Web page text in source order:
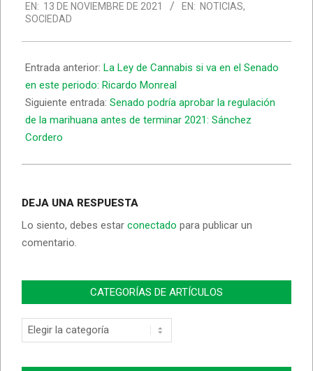
11-
13
EN: 13 DE NOVIEMBRE DE 2021 EN: NOTICIAS,
SOCIEDAD
Entrada anterior: La Ley de Cannabis si va en el Senado
en este periodo: Ricardo Monreal
Siguiente entrada: Senado podría aprobar la regulación
de la marihuana antes de terminar 2021: Sánchez
Cordero
DEJA UNA RESPUESTA
Lo siento, debes estar conectado para publicar un
comentario.
CATEGORÍAS DE ARTÍCULOS
Categorías
de